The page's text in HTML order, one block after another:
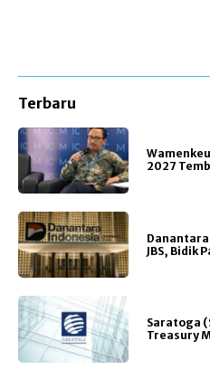
Terbaru
2027
JBS, Bidik
Saratoga
Treasury